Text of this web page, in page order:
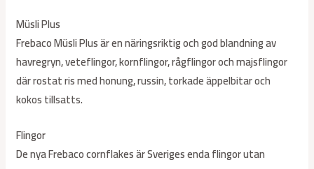
Müsli Plus
Frebaco Müsli Plus är en näringsriktig och god blandning av
havregryn, veteflingor, kornflingor, rågflingor och majsflingor
där rostat ris med honung, russin, torkade äppelbitar och
kokos tillsatts.
Flingor
De nya Frebaco cornflakes är Sveriges enda flingor utan